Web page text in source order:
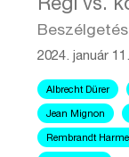
Régi vs.
2024. január 11.
Albrecht Dürer
Jean Mignon
Rembrandt